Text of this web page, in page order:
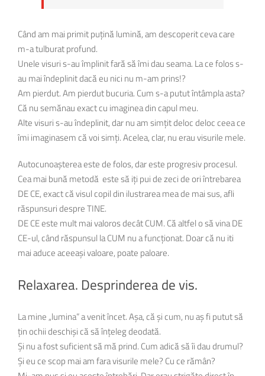
Când am mai primit puțină lumină, am descoperit ceva care
m-a tulburat profund.
Unele visuri s-au împlinit fară să îmi dau seama. La ce folos s-
au mai îndeplinit dacă eu nici nu m-am prins!?
Am pierdut. Am pierdut bucuria. Cum s-a putut întâmpla asta?
Că nu semănau exact cu imaginea din capul meu.
Alte visuri s-au îndeplinit, dar nu am simțit deloc deloc ceea ce
îmi imaginasem că voi simți. Acelea, clar, nu erau visurile mele.
Autocunoașterea este de folos, dar este progresiv procesul.
Cea mai bună metodă este să iți pui de zeci de ori întrebarea
DE CE, exact că visul copil din ilustrarea mea de mai sus, afli
răspunsuri despre TINE.
DE CE este mult mai valoros decât CUM. Că altfel o să vina DE
CE-ul, când răspunsul la CUM nu a funcționat. Doar că nu iti
mai aduce aceeași valoare, poate paloare.
Relaxarea. Desprinderea de vis.
La mine „lumina” a venit încet. Așa, că și cum, nu aș fi putut să
țin ochii deschiși că să înțeleg deodată.
Și nu a fost suficient să mă prind. Cum adică să îi dau drumul?
Și eu ce scop mai am fara visurile mele? Cu ce rămân?